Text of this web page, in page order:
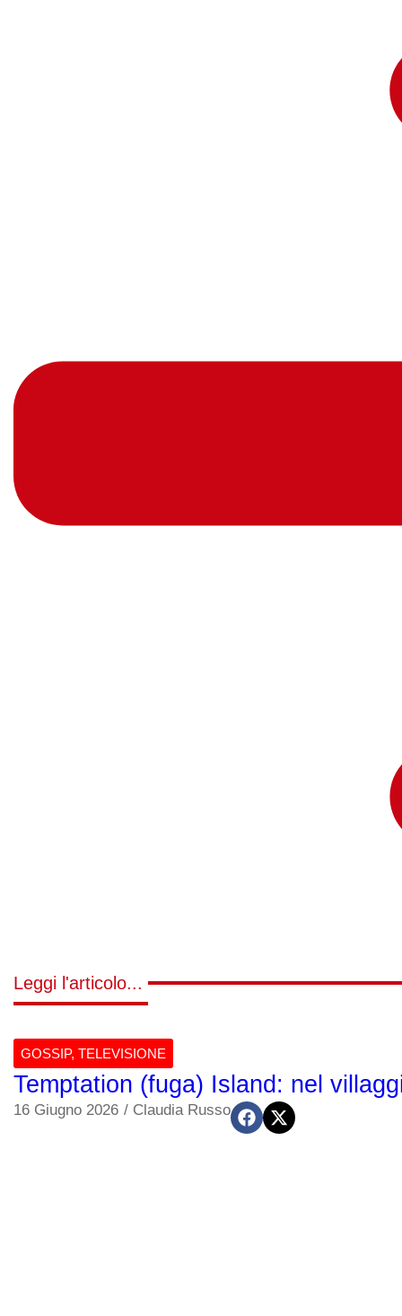
Leggi l'articolo...
GOSSIP, TELEVISIONE
Temptation (fuga) Island: nel
16 Giugno 2026 / Claudia Russo